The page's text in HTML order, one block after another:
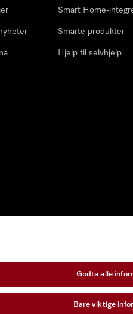
Smart Home-
Smarte produkter
Hjelp til selvhjelp
Godta alle
Bare viktige